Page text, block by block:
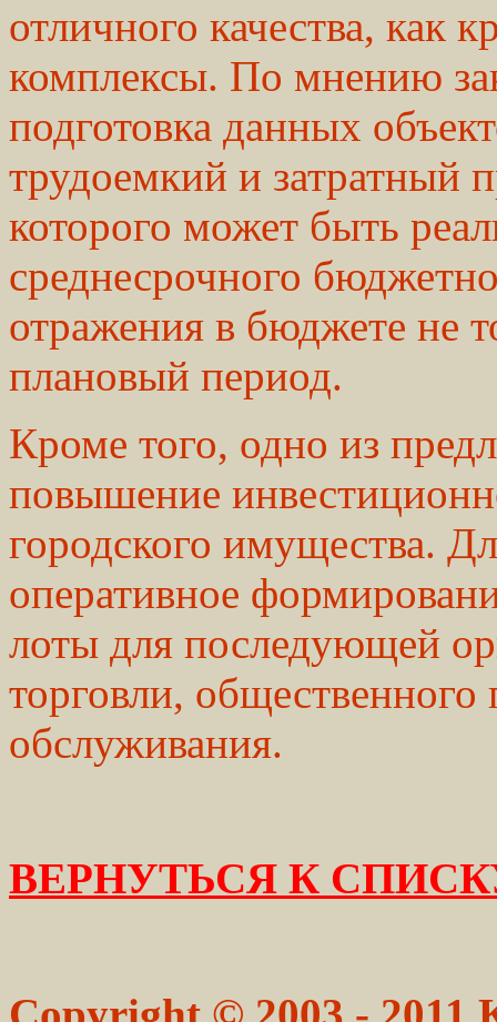
отличного качества, как
комплексы. По мнению
подготовка данных
трудоемкий и затратный
которого может быть
среднесрочного
отражения в бюджете не
плановый период.
Кроме того, одно из
повышение
городского имущества.
оперативное
лоты для последующей
торговли,
обслуживания.
ВЕРНУТЬСЯ К